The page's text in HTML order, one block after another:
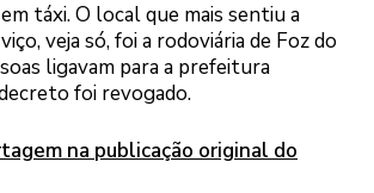
táxi. O local que mais sentiu a
veja só, foi a rodoviária de Foz do
ligavam para a prefeitura
foi revogado.
na publicação original do